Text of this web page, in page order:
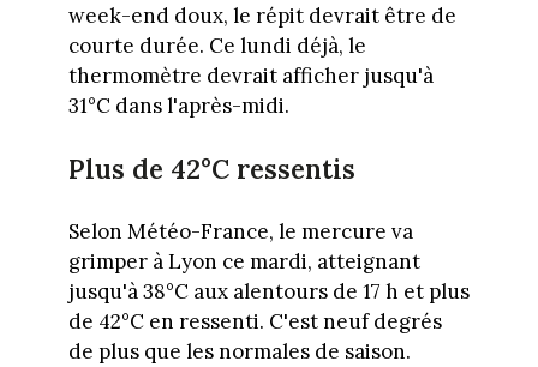
week-end doux, le répit devrait être de
courte durée. Ce lundi déjà, le
thermomètre devrait afficher jusqu'à
31°C dans l'après-midi.
Plus de 42°C ressentis
Selon Météo-France, le mercure va
grimper à Lyon ce mardi, atteignant
jusqu'à 38°C aux alentours de 17 h et plus
de 42°C en ressenti. C'est neuf degrés
de plus que les normales de saison.